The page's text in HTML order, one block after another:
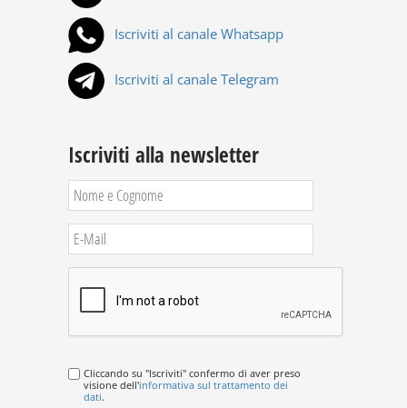
Iscriviti al canale Whatsapp
Iscriviti al canale Telegram
Iscriviti alla newsletter
Cliccando su "Iscriviti" confermo di aver preso
visione dell'informativa sul trattamento dei
dati.